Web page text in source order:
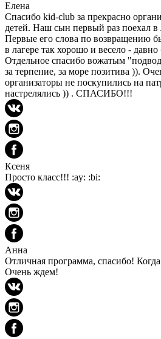
Елена
Спасибо kid-club за прекрасно
детей. Наш сын первый раз поехал в
Первые его слова по возвращению
в лагере так хорошо и весело -
Отдельное спасибо вожатым
за терпение, за море позитива )).
организаторы не поскупились на
настрелялись )) . СПАСИБО!!!
Ксеня
Просто класс!!! :ay: :bi:
Анна
Отличная программа, спасибо!
Очень ждем!